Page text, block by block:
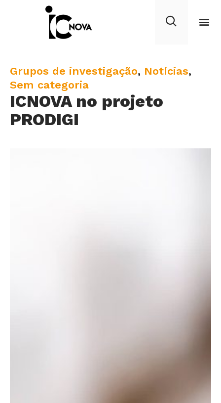
ICNOVA no projeto
PRODIGI
C
a
t
e
g
Grupos de investigação, Notícias,
Sem categoria